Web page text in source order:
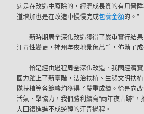
病是在改造中廢除的，經濟成長質的有用晉
道增加也是在改造中慢慢完成包養金額的。”
新時期周全深化改造獲得了嚴重實行結
汗青性變更，神州年夜地景象萬千，佈滿了
恰是經由過程周全深化改造，我國經濟
國力躍上了新臺階，法治扶植、生態文明扶
隊扶植等各範疇均獲得了嚴重成績。恰是向
活氣、聚協力，我們勝利續寫“兩年夜古跡”，
大回復進進不成逆轉的汗青過程。